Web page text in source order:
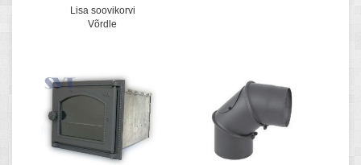
Lisa soovikorvi
Võrdle